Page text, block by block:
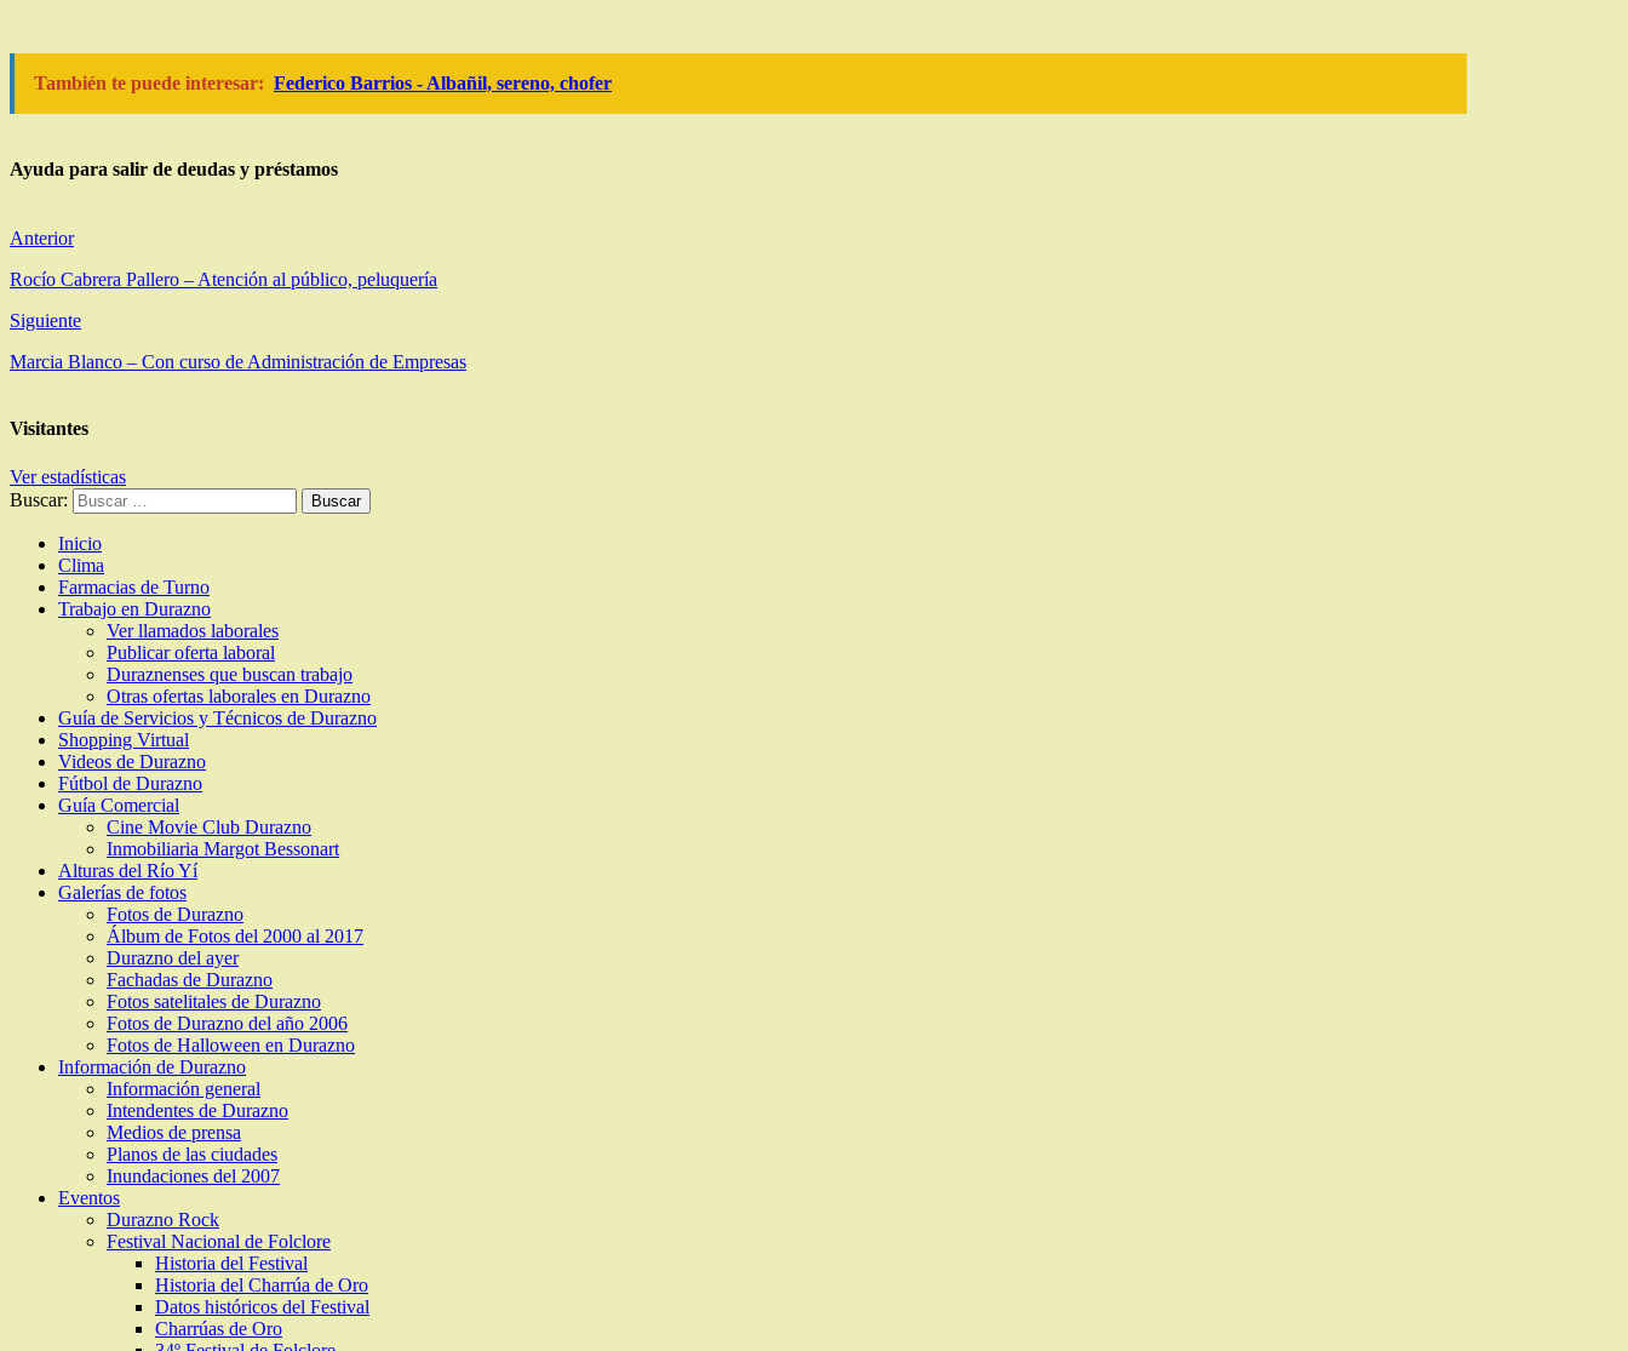
También te puede interesar: Federico Barrios - Albañil, sereno, chofer
Ayuda para salir de deudas y préstamos
Anterior
Rocío Cabrera Pallero – Atención al público, peluquería
Siguiente
Marcia Blanco – Con curso de Administración de Empresas
Visitantes
Ver estadísticas
Buscar:
Inicio
Clima
Farmacias de Turno
Trabajo en Durazno
Ver llamados laborales
Publicar oferta laboral
Duraznenses que buscan trabajo
Otras ofertas laborales en Durazno
Guía de Servicios y Técnicos de Durazno
Shopping Virtual
Videos de Durazno
Fútbol de Durazno
Guía Comercial
Cine Movie Club Durazno
Inmobiliaria Margot Bessonart
Alturas del Río Yí
Galerías de fotos
Fotos de Durazno
Álbum de Fotos del 2000 al 2017
Durazno del ayer
Fachadas de Durazno
Fotos satelitales de Durazno
Fotos de Durazno del año 2006
Fotos de Halloween en Durazno
Información de Durazno
Información general
Intendentes de Durazno
Medios de prensa
Planos de las ciudades
Inundaciones del 2007
Eventos
Durazno Rock
Festival Nacional de Folclore
Historia del Festival
Historia del Charrúa de Oro
Datos históricos del Festival
Charrúas de Oro